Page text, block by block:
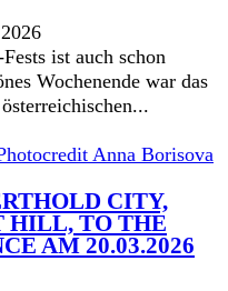
ist auch schon
Wochenende war das
CITY,
HILL, TO THE
AM 20.03.2026